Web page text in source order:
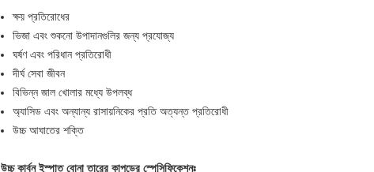
ক্ষয় প্রতিরোধের
ভিজা এবং শুকনো উপাদানগুলির জন্য প্রযোজ্য
ঘর্ষণ এবং পরিধান প্রতিরোধী
দীর্ঘ সেবা জীবন
বিভিন্ন জাল খোলার মধ্যে উপলব্ধ
অ্যাসিড এবং অন্যান্য রাসায়নিকের প্রতি অত্যন্ত প্রতিরোধী
উচ্চ আঘাতের শক্তি
উচ্চ কার্বন ইস্পাত বোনা তারের কাপড়ের স্পেসিফিকেশনঃ